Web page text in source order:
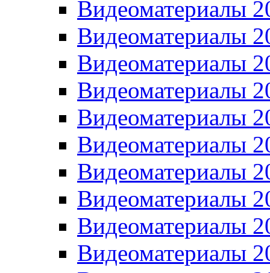
Видеоматериалы
Видеоматериалы
Видеоматериалы
Видеоматериалы
Видеоматериалы
Видеоматериалы
Видеоматериалы
Видеоматериалы
Видеоматериалы
Видеоматериалы